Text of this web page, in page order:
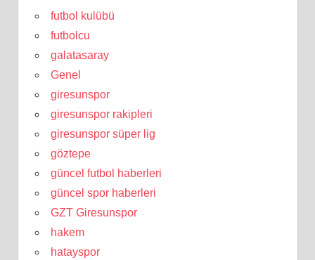
futbol kulübü
futbolcu
galatasaray
Genel
giresunspor
giresunspor rakipleri
giresunspor süper lig
göztepe
güncel futbol haberleri
güncel spor haberleri
GZT Giresunspor
hakem
hatayspor